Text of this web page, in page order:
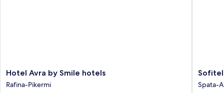
Hotel
Avra
by
Hotel Avra by Smile hotels
Rafina-Pikermi
Sofitel
Athens
Airport
Spata-